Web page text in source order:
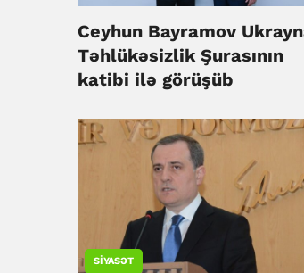
Ceyhun Bayramov
Təhlükəsizlik Şurasının
katibi ilə görüşüb
SIYASƏT